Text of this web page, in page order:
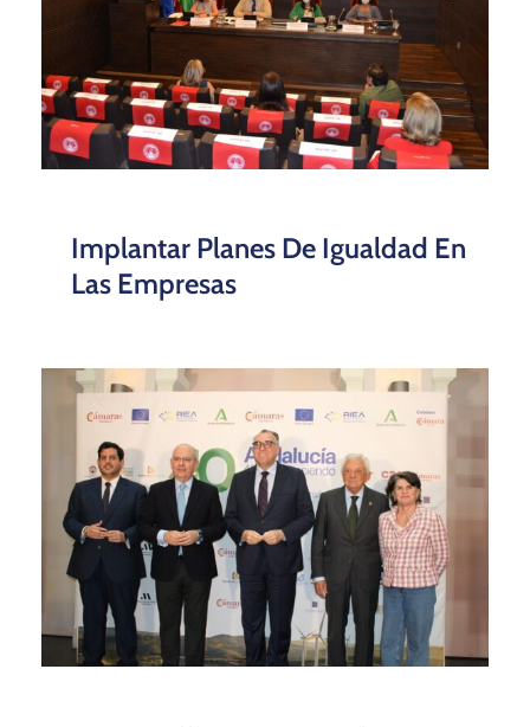
Implantar Planes De Igualdad En
Las Empresas